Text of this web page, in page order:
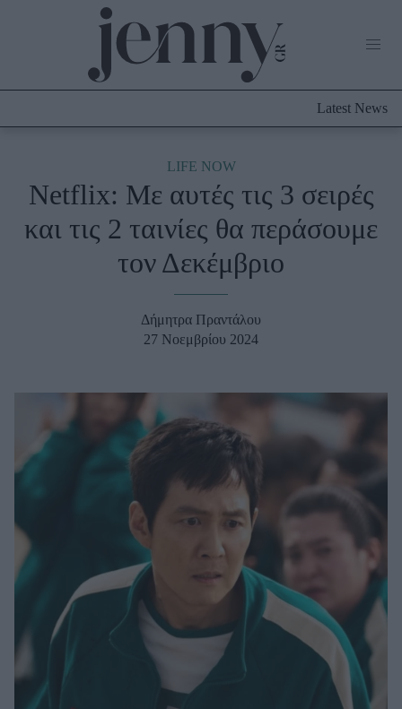
Culture
Fashion
Shopping
Beauty - Ομορφιά
Μαλλιά - Νύχια
Beauty News
Ψυχολογία
Σχέσεις & Σεξ
Woman Power
Parenting
Latest News
LIFE NOW
Netflix: Με αυτές τις 3 σειρές
και τις 2 ταινίες θα περάσουμε
τον Δεκέμβριο
Δήμητρα Πραντάλου
27 Νοεμβρίου 2024